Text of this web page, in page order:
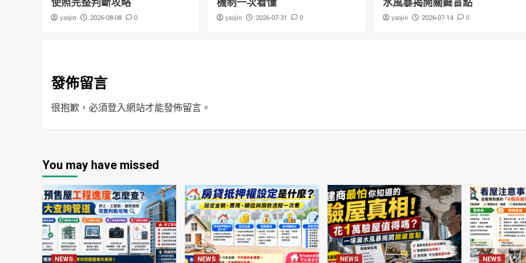
yaojin 2026-08-08 0 yaojin 2026-07-31 0 yaojin 2026-07-14 0
發佈留言
很抱歉，必須登入網站才能發佈留言。
You may have missed
NEWS NEWS NEWS NEWS